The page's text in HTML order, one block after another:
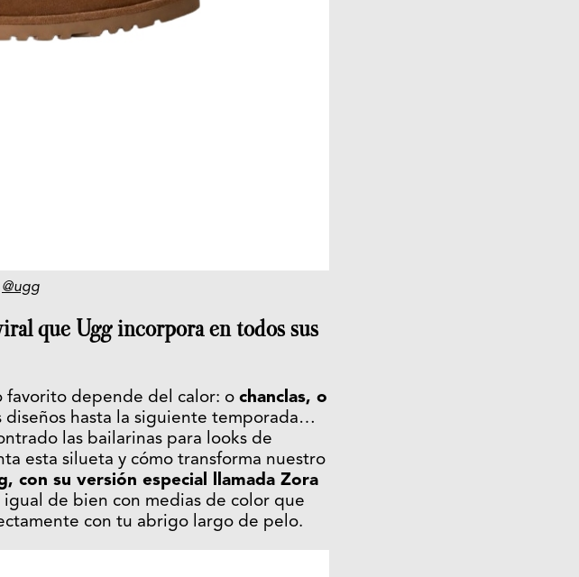
@ugg
que Ugg incorpora en todos sus
favorito depende del calor: o chanclas, o
diseños hasta la siguiente temporada…
las bailarinas para looks de
esta silueta y cómo transforma nuestro
con su versión especial llamada Zora
de bien con medias de color que
con tu abrigo largo de pelo.